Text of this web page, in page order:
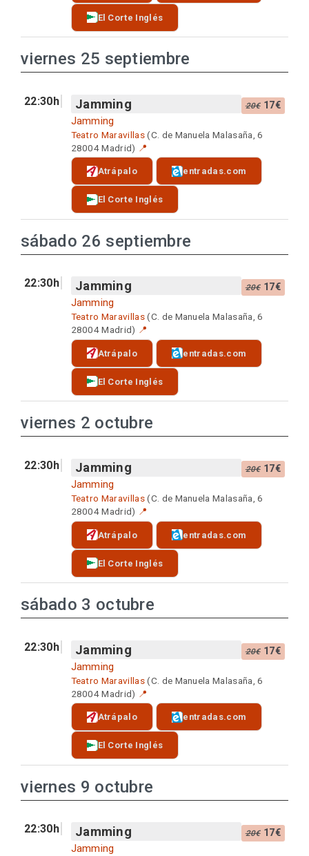
El Corte Inglés
viernes 25 septiembre
22:30h Jamming 20€17€
Jamming
Teatro Maravillas(C. de Manuela Malasaña, 6
28004 Madrid) 📍
Atrápalo entradas.com
El Corte Inglés
sábado 26 septiembre
22:30h Jamming 20€17€
Jamming
Teatro Maravillas(C. de Manuela Malasaña, 6
28004 Madrid) 📍
Atrápalo entradas.com
El Corte Inglés
viernes 2 octubre
22:30h Jamming 20€17€
Jamming
Teatro Maravillas(C. de Manuela Malasaña, 6
28004 Madrid) 📍
Atrápalo entradas.com
El Corte Inglés
sábado 3 octubre
22:30h Jamming 20€17€
Jamming
Teatro Maravillas(C. de Manuela Malasaña, 6
28004 Madrid) 📍
Atrápalo entradas.com
El Corte Inglés
viernes 9 octubre
22:30h Jamming 20€17€
Jamming